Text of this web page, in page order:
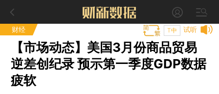
财经 试听
T中
【市场动态】美国3月份商品贸易
逆差创纪录 预示第一季度GDP数据
疲软